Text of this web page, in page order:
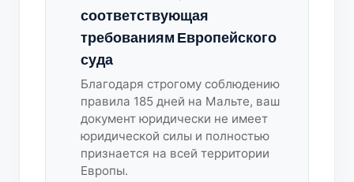
соответствующая
требованиям Европейского
суда
Благодаря строгому соблюдению
правила 185 дней на Мальте, ваш
документ юридически не имеет
юридической силы и полностью
признается на всей территории
Европы.